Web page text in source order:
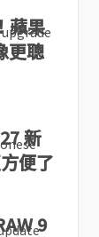
蘋果
更聰
新
便了
9